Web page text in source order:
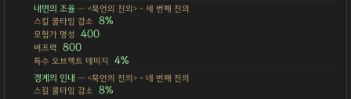
내면의 조율— <묵언의 진의> - 세 번째 진의
스킬 쿨타임 감소
8%
모험가 명성 400
버프력 800
특수 오브젝트 데미지 4%
경계의 인내— <묵언의 진의> - 네 번째 진의
스킬 쿨타임 감소
8%